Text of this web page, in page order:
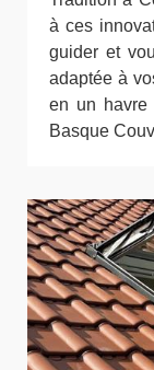
à ces
guider et
adaptée à
en un havre
Basque